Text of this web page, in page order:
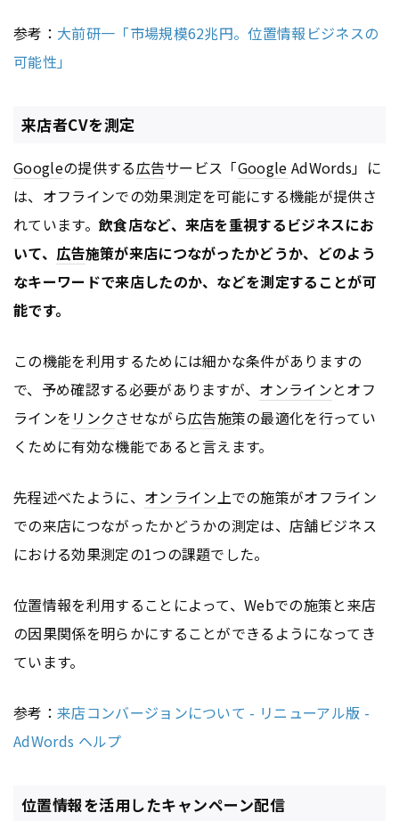
参考： 大前研一「市場規模62兆円。位置情報ビジネスの
可能性」
来店者CVを測定
Googleの提供する広告サービス「Google AdWords」に
は、オフラインでの効果測定を可能にする機能が提供さ
れています。 飲食店など、来店を重視するビジネスにお
いて、 広告施策が来店につながったかどうか、どのよう
なキーワードで来店したのか、などを測定することが可
能です。
この機能を利用するためには細かな条件がありますの
で、予め確認する必要がありますが、 オンラインとオフ
ラインを リンクさせながら広告施策の最適化を行ってい
くために有効な機能であると言えます。
先程述べたように、 オンライン上での施策がオフライン
での来店につながったかどうかの測定は、店舗ビジネス
における効果測定の1つの課題でした。
位置情報を利用することによって、Webでの施策と来店
の因果関係を明らかにすることができるようになってき
ています。
参考： 来店コンバージョンについて - リニューアル版 -
AdWords ヘルプ
位置情報を活用したキャンペーン配信